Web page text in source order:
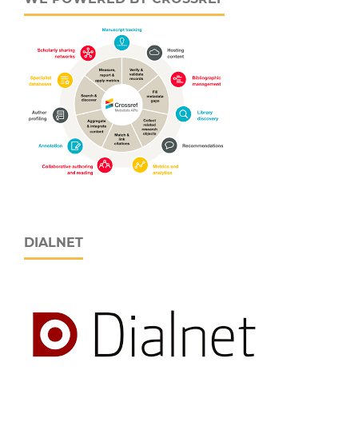
DIALNET